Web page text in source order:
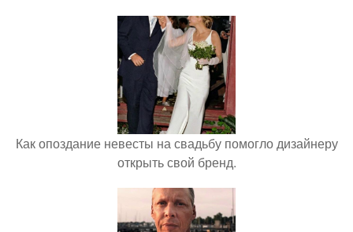
Как опоздание невесты на свадьбу помогло дизайнеру
открыть свой бренд.